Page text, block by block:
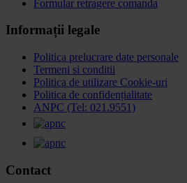
Formular retragere comanda
Informații legale
Politica prelucrare date personale
Termeni si conditii
Politica de utilizare Cookie-uri
Politica de confidențialitate
ANPC (Tel: 021.9551)
Contact